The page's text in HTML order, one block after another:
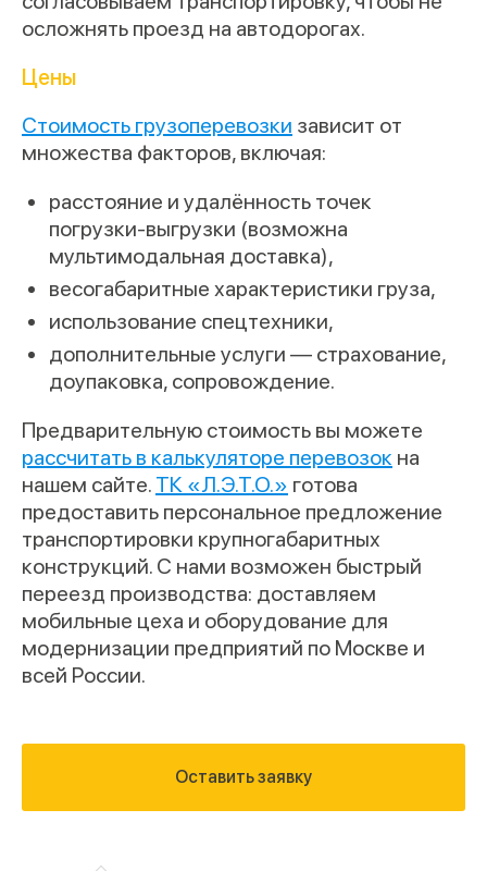
осложнять проезд на автодорогах.
Цены
Стоимость грузоперевозки зависит от
множества факторов, включая:
расстояние и удалённость точек
погрузки-выгрузки (возможна
мультимодальная доставка),
весогабаритные характеристики груза,
использование спецтехники,
дополнительные услуги — страхование,
доупаковка, сопровождение.
Предварительную стоимость вы можете
рассчитать в калькуляторе перевозок на
нашем сайте. ТК «Л.Э.Т.О.» готова
предоставить персональное предложение
транспортировки крупногабаритных
конструкций. С нами возможен быстрый
переезд производства: доставляем
мобильные цеха и оборудование для
модернизации предприятий по Москве и
всей России.
Оставить заявку